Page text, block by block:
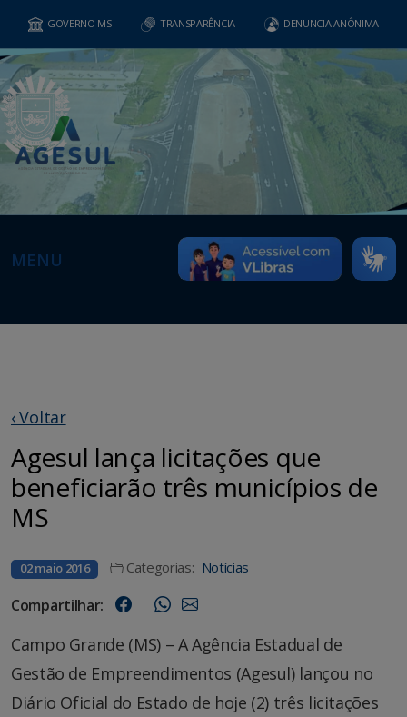
GOVERNO MS TRANSPARÊNCIA DENUNCIA ANÔNIMA
MENU
‹ Voltar
Agesul lança licitações que
beneficiarão três municípios de
MS
02 maio 2016 Categorias: Notícias
Compartilhar:
Campo Grande (MS) – A Agência Estadual de
Gestão de Empreendimentos (Agesul) lançou no
Diário Oficial do Estado de hoje (2) três licitações